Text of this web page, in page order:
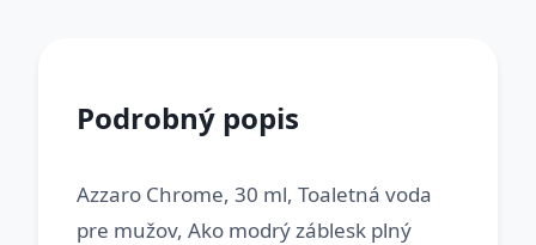
Podrobný popis
Azzaro Chrome, 30 ml, Toaletná voda
pre mužov, Ako modrý záblesk plný